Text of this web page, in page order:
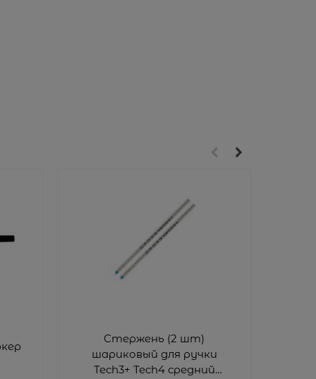
Стержень (2 шт)
шариковый для ручки
Tech3+ Tech4 средний